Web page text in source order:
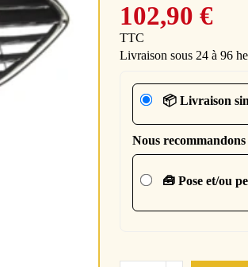
102,90 €
TTC
Livraison sous 24 à 96
📦 Livraison
Nous recommandons
🧰 Pose et/ou